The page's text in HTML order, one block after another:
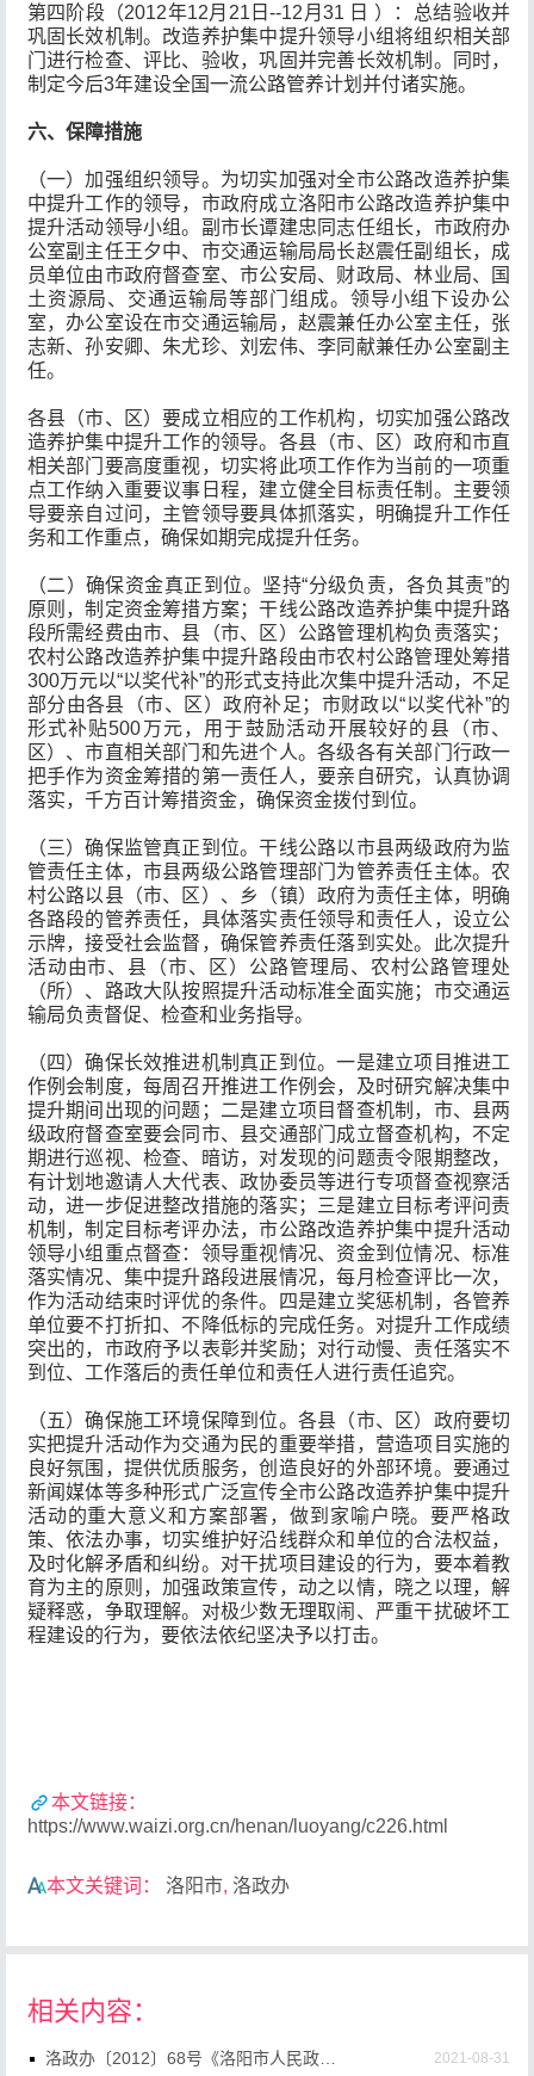
第四阶段（2012年12月21日--12月31 日 ）：总结验收并
巩固长效机制。改造养护集中提升领导小组将组织相关部
门进行检查、评比、验收，巩固并完善长效机制。同时，
制定今后3年建设全国一流公路管养计划并付诸实施。
六、保障措施
（一）加强组织领导。为切实加强对全市公路改造养护集
中提升工作的领导，市政府成立洛阳市公路改造养护集中
提升活动领导小组。副市长谭建忠同志任组长，市政府办
公室副主任王夕中、市交通运输局局长赵震任副组长，成
员单位由市政府督查室、市公安局、财政局、林业局、国
土资源局、交通运输局等部门组成。领导小组下设办公
室，办公室设在市交通运输局，赵震兼任办公室主任，张
志新、孙安卿、朱尤珍、刘宏伟、李同献兼任办公室副主
任。
各县（市、区）要成立相应的工作机构，切实加强公路改
造养护集中提升工作的领导。各县（市、区）政府和市直
相关部门要高度重视，切实将此项工作作为当前的一项重
点工作纳入重要议事日程，建立健全目标责任制。主要领
导要亲自过问，主管领导要具体抓落实，明确提升工作任
务和工作重点，确保如期完成提升任务。
（二）确保资金真正到位。坚持“分级负责，各负其责”的
原则，制定资金筹措方案；干线公路改造养护集中提升路
段所需经费由市、县（市、区）公路管理机构负责落实；
农村公路改造养护集中提升路段由市农村公路管理处筹措
300万元以“以奖代补”的形式支持此次集中提升活动，不足
部分由各县（市、区）政府补足；市财政以“以奖代补”的
形式补贴500万元，用于鼓励活动开展较好的县（市、
区）、市直相关部门和先进个人。各级各有关部门行政一
把手作为资金筹措的第一责任人，要亲自研究，认真协调
落实，千方百计筹措资金，确保资金拨付到位。
（三）确保监管真正到位。干线公路以市县两级政府为监
管责任主体，市县两级公路管理部门为管养责任主体。农
村公路以县（市、区）、乡（镇）政府为责任主体，明确
各路段的管养责任，具体落实责任领导和责任人，设立公
示牌，接受社会监督，确保管养责任落到实处。此次提升
活动由市、县（市、区）公路管理局、农村公路管理处
（所）、路政大队按照提升活动标准全面实施；市交通运
输局负责督促、检查和业务指导。
（四）确保长效推进机制真正到位。一是建立项目推进工
作例会制度，每周召开推进工作例会，及时研究解决集中
提升期间出现的问题；二是建立项目督查机制，市、县两
级政府督查室要会同市、县交通部门成立督查机构，不定
期进行巡视、检查、暗访，对发现的问题责令限期整改，
有计划地邀请人大代表、政协委员等进行专项督查视察活
动，进一步促进整改措施的落实；三是建立目标考评问责
机制，制定目标考评办法，市公路改造养护集中提升活动
领导小组重点督查：领导重视情况、资金到位情况、标准
落实情况、集中提升路段进展情况，每月检查评比一次，
作为活动结束时评优的条件。四是建立奖惩机制，各管养
单位要不打折扣、不降低标的完成任务。对提升工作成绩
突出的，市政府予以表彰并奖励；对行动慢、责任落实不
到位、工作落后的责任单位和责任人进行责任追究。
（五）确保施工环境保障到位。各县（市、区）政府要切
实把提升活动作为交通为民的重要举措，营造项目实施的
良好氛围，提供优质服务，创造良好的外部环境。要通过
新闻媒体等多种形式广泛宣传全市公路改造养护集中提升
活动的重大意义和方案部署，做到家喻户晓。要严格政
策、依法办事，切实维护好沿线群众和单位的合法权益，
及时化解矛盾和纠纷。对干扰项目建设的行为，要本着教
育为主的原则，加强政策宣传，动之以情，晓之以理，解
疑释惑，争取理解。对极少数无理取闹、严重干扰破坏工
程建设的行为，要依法依纪坚决予以打击。
本文链接：
https://www.waizi.org.cn/henan/luoyang/c226.html
本文关键词： 洛阳市, 洛政办
相关内容：
洛政办〔2012〕68号《洛阳市人民政府办公室关于印发洛阳市中小企业信用评级工作指导意..》 2021-08-31